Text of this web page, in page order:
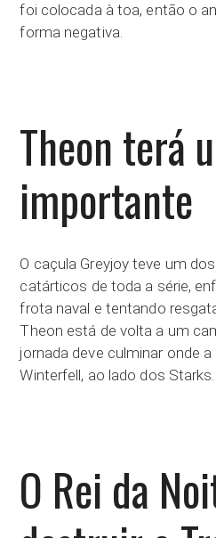
foi colocada à toa, então o
forma negativa.
Theon terá
importante
O caçula Greyjoy teve um
catárticos de toda a série,
frota naval e tentando
Theon está de volta a um
jornada deve culminar onde
Winterfell, ao lado dos Starks.
O Rei da